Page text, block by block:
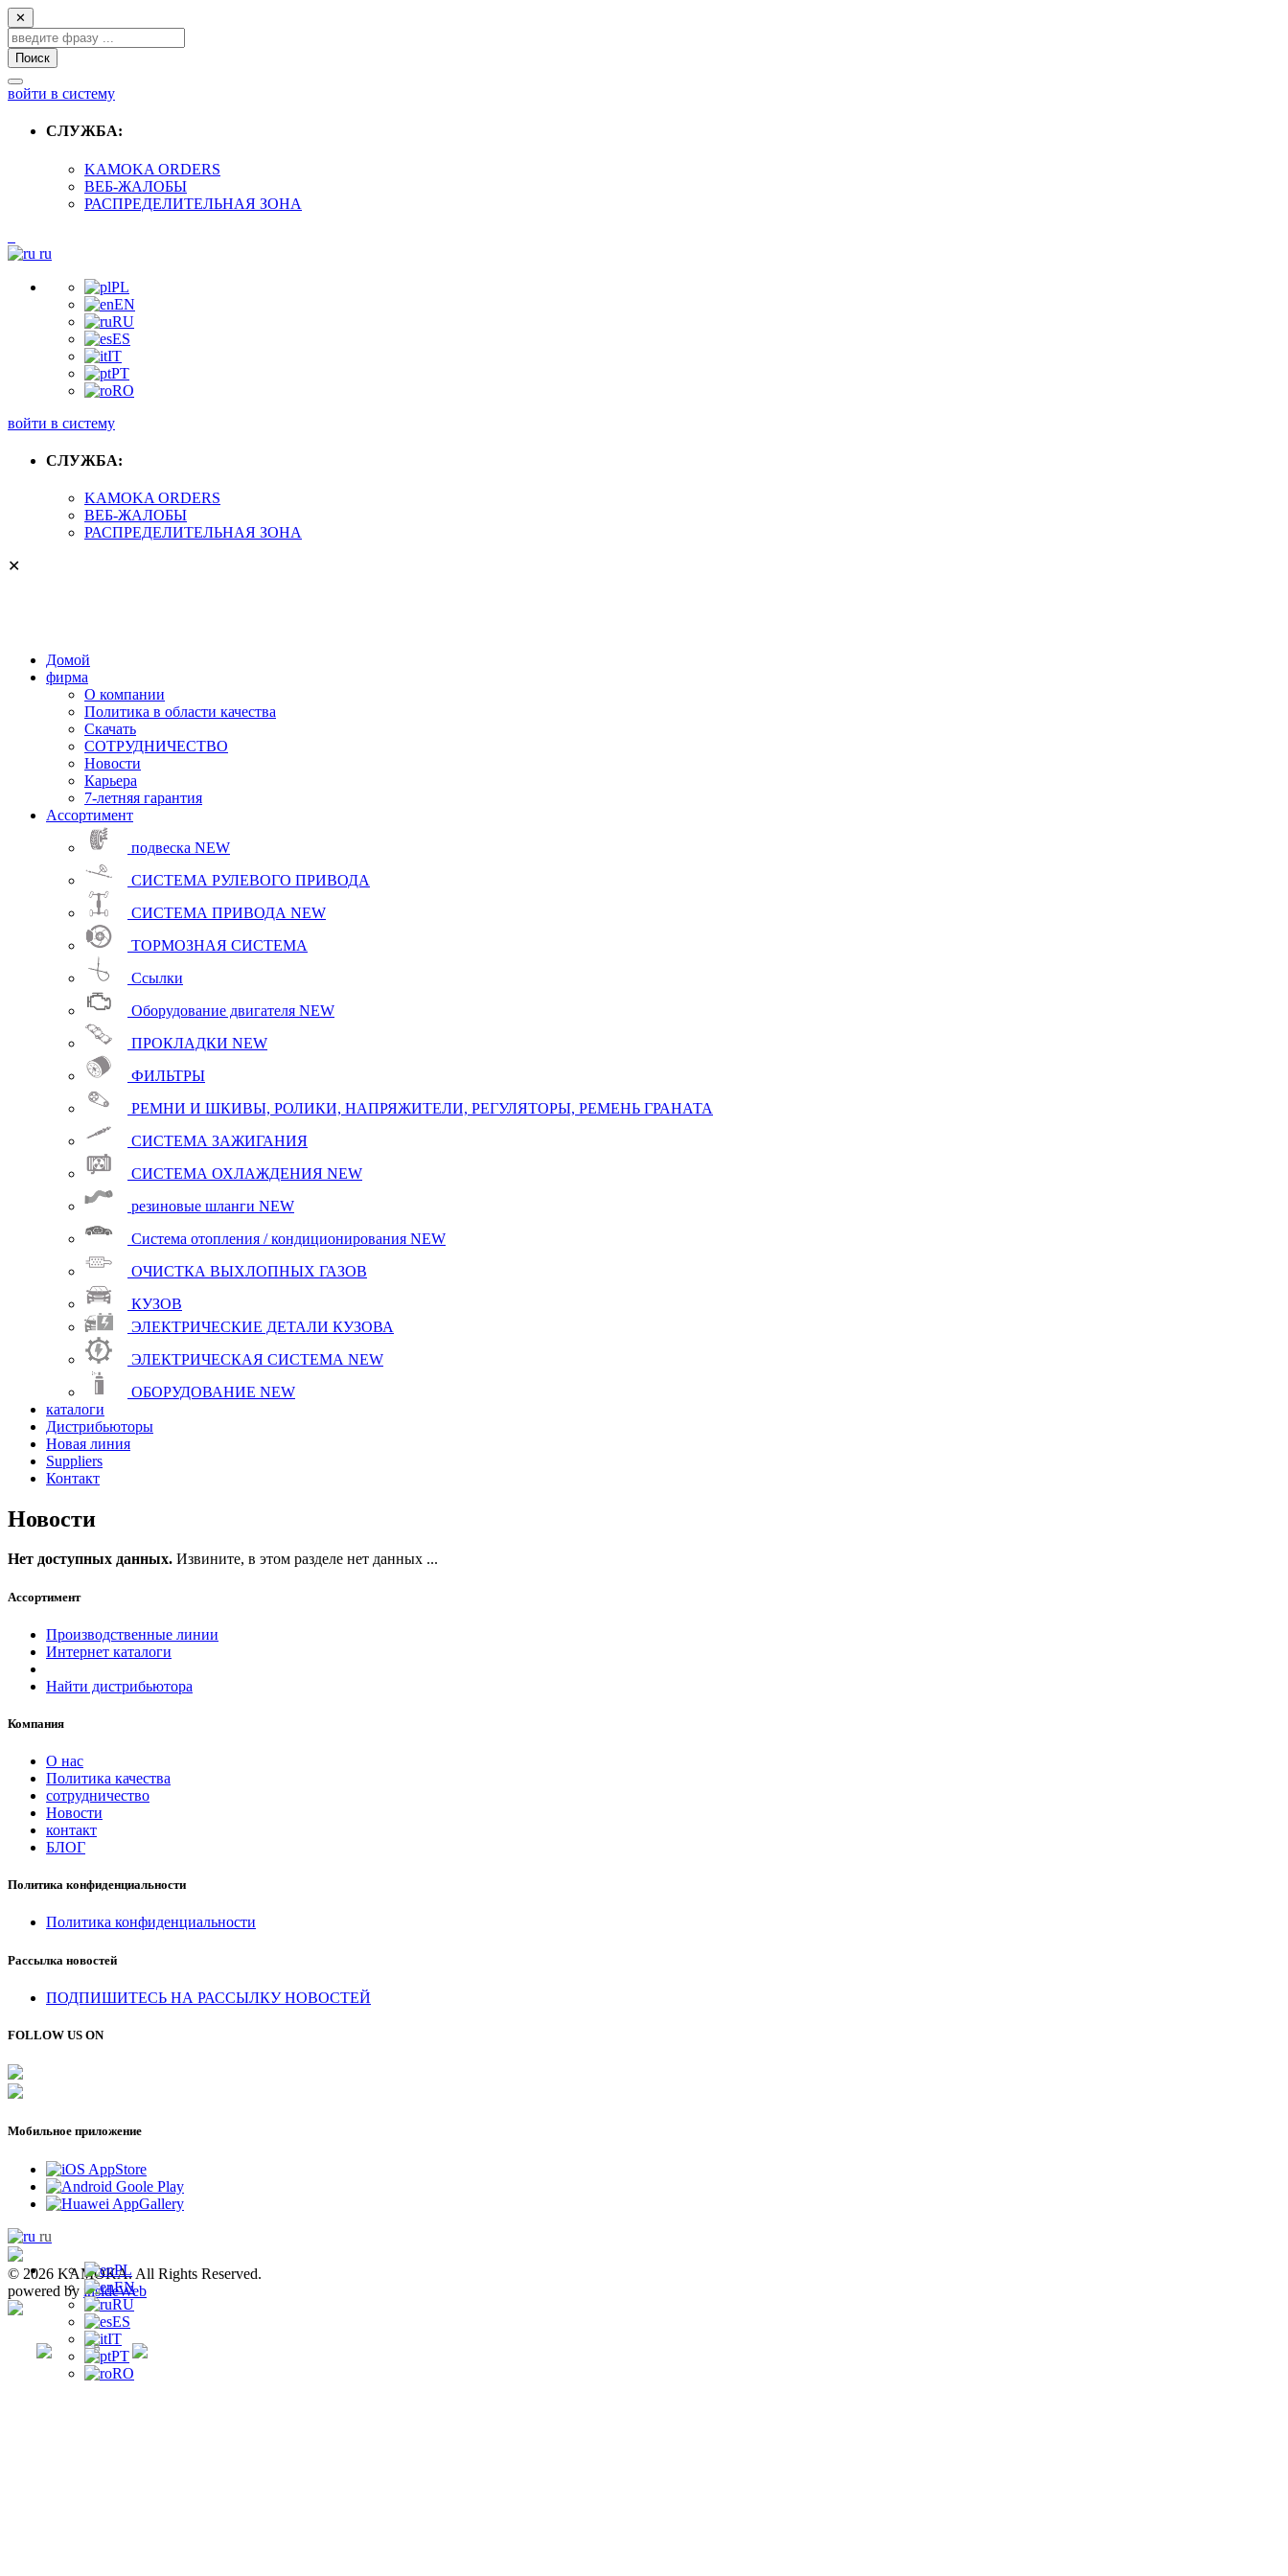
✕
Поиск
войти в систему
СЛУЖБА:
KAMOKA ORDERS
ВЕБ-ЖАЛОБЫ
РАСПРЕДЕЛИТЕЛЬНАЯ ЗОНА
ru
PL
EN
RU
ES
IT
PT
RO
войти в систему
СЛУЖБА:
KAMOKA ORDERS
ВЕБ-ЖАЛОБЫ
РАСПРЕДЕЛИТЕЛЬНАЯ ЗОНА
✕
Домой
фирма
О компании
Политика в области качества
Скачать
СОТРУДНИЧЕСТВО
Новости
Карьера
7-летняя гарантия
Aссортимент
подвеска NEW
СИСТЕМА РУЛЕВОГО ПРИВОДА
СИСТЕМА ПРИВОДА NEW
ТОРМОЗНАЯ СИСТЕМА
Ссылки
Оборудование двигателя NEW
ПРОКЛАДКИ NEW
ФИЛЬТРЫ
РЕМНИ И ШКИВЫ, РОЛИКИ, НАПРЯЖИТЕЛИ, РЕГУЛЯТОРЫ, РЕМЕНЬ ГРАНАТА
СИСТЕМА ЗАЖИГАНИЯ
СИСТЕМА ОХЛАЖДЕНИЯ NEW
резиновые шланги NEW
Система отопления / кондиционирования NEW
ОЧИСТКА ВЫХЛОПНЫХ ГАЗОВ
КУЗОВ
ЭЛЕКТРИЧЕСКИЕ ДЕТАЛИ КУЗОВА
ЭЛЕКТРИЧЕСКАЯ СИСТЕМА NEW
ОБОРУДОВАНИЕ NEW
каталоги
Дистрибьюторы
Новая линия
Suppliers
Контакт
Новости
Нет доступных данных. Извините, в этом разделе нет данных ...
Ассортимент
Производственные линии
Интернет каталоги
Найти дистрибьютора
Компания
О нас
Политика качества
сотрудничество
Новости
контакт
БЛОГ
Политика конфиденциальности
Политика конфиденциальности
Рассылка новостей
ПОДПИШИТЕСЬ НА РАССЫЛКУ НОВОСТЕЙ
FOLLOW US ON
Мобильное приложение
ru
PL
EN
RU
ES
IT
PT
RO
© 2026 KAMOKA. All Rights Reserved.
powered by insideWeb